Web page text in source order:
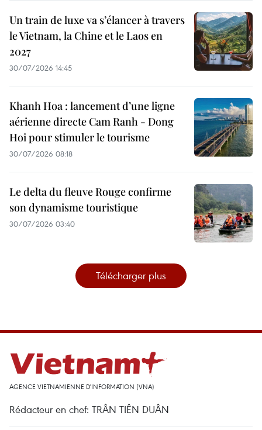
Un train de luxe va s’élancer à travers
le Vietnam, la Chine et le Laos en
2027
30/07/2026 14:45
Khanh Hoa : lancement d’une ligne
aérienne directe Cam Ranh - Dong
Hoi pour stimuler le tourisme
30/07/2026 08:18
Le delta du fleuve Rouge confirme
son dynamisme touristique
30/07/2026 03:40
Télécharger plus
AGENCE VIETNAMIENNE D'INFORMATION (VNA)
Rédacteur en chef: TRÂN TIÊN DUÂN